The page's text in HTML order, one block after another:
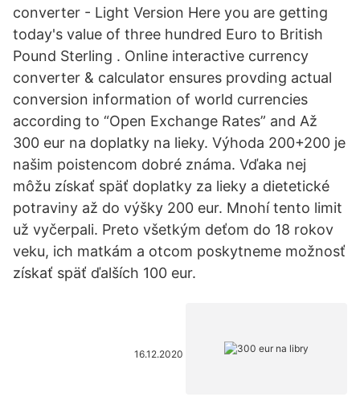
converter - Light Version Here you are getting
today's value of three hundred Euro to British
Pound Sterling . Online interactive currency
converter & calculator ensures provding actual
conversion information of world currencies
according to “Open Exchange Rates” and Až
300 eur na doplatky na lieky. Výhoda 200+200 je
našim poistencom dobré známa. Vďaka nej
môžu získať späť doplatky za lieky a dietetické
potraviny až do výšky 200 eur. Mnohí tento limit
už vyčerpali. Preto všetkým deťom do 18 rokov
veku, ich matkám a otcom poskytneme možnosť
získať späť ďalších 100 eur.
16.12.2020